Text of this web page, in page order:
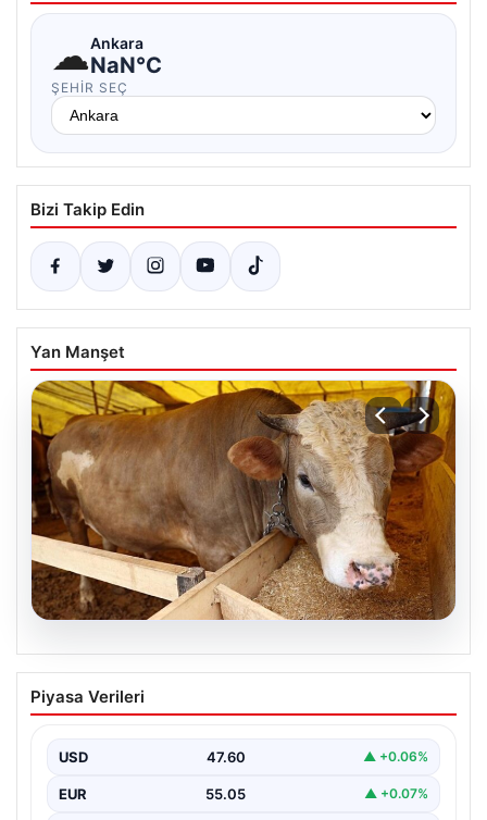
☁Ankara
NaN°C
ŞEHIR SEÇ
Bizi Takip Edin
Yan Manşet
2026 Yılında Kurbanlık Fiyatları: İl İl
Güncel Fiyatlar ve Piyasa Analizi
merak ettiği konulardan biri olan kurbanlık fiyatları,…
Piyasa Verileri
USD 47.60 ▲ +0.06%
EUR 55.05 ▲ +0.07%